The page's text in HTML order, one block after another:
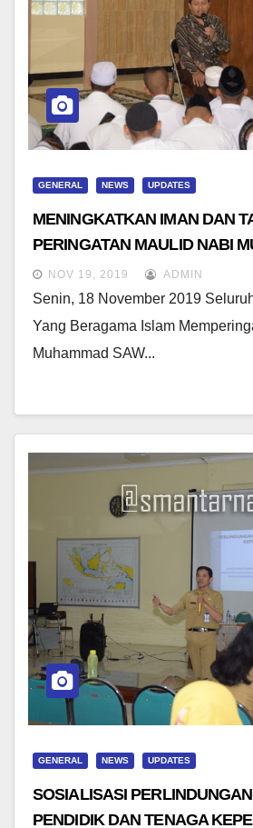
GENERAL NEWS UPDATES
MENINGKATKAN IMAN DAN
PERINGATAN MAULID NABI
NOV 19, 2019 ADMIN
Senin, 18 November 2019
Yang Beragama Islam
Muhammad SAW...
GENERAL NEWS UPDATES
SOSIALISASI
PENDIDIK DAN TENAGA